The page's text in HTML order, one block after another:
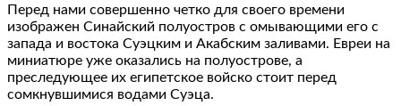
Перед нами совершенно четко для своего времени
изображен Синайский полуостров с омывающими его с
запада и востока Суэцким и Акабским заливами. Евреи на
миниатюре уже оказались на полуострове, а
преследующее их египетское войско стоит перед
сомкнувшимися водами Суэца.